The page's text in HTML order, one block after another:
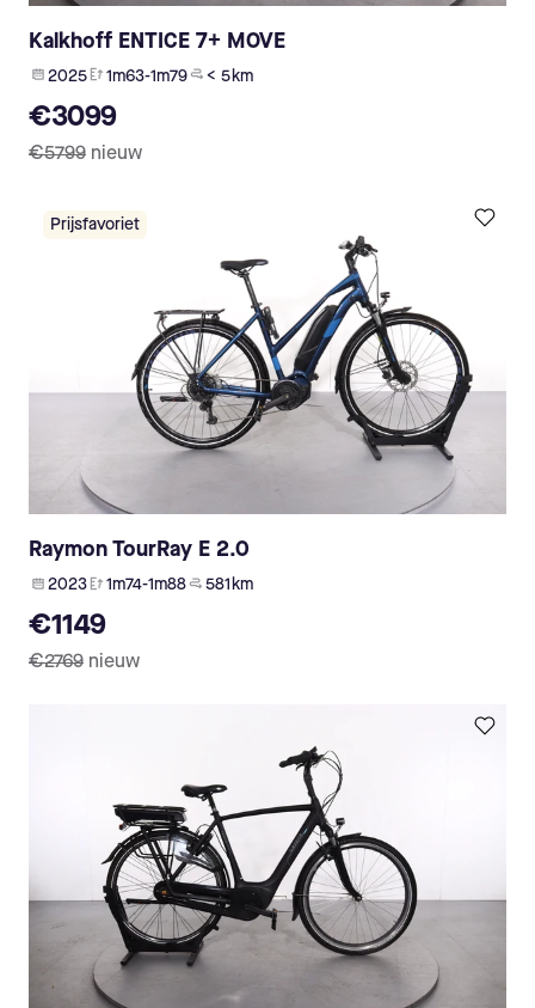
Kalkhoff ENTICE 7+ MOVE
2025 1m63-1m79 < 5 km
€3099
€5799 nieuw
Prijsfavoriet
Raymon TourRay E 2.0
2023 1m74-1m88 581 km
€1149
€2769 nieuw